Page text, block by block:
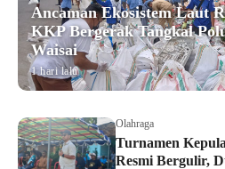
Ancaman Ekosistem Laut
KKP Bergerak Tangkal
Waisai
1 hari lalu
Olahraga
Turnamen
Resmi Bergulir,